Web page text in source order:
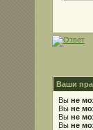
Ваши
Вы не
Вы не
Вы не
Вы не